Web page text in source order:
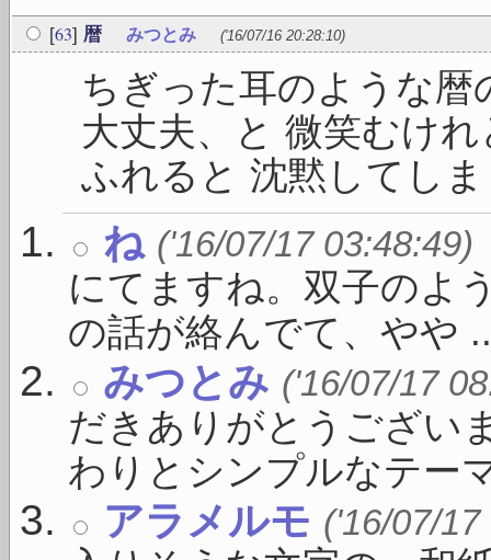
[63] 暦 みつとみ ('16/07/16 20:28:10)
ちぎった耳のような
大丈夫、と 微笑むけ
ふれると 沈黙してし
ね ('16/07/17 03:48:49)
にてますね。双子のよ
の話が絡んでて、やや
みつとみ ('16/07/17
だきありがとうござい
わりとシンプルなテー
アラメルモ ('16/07/